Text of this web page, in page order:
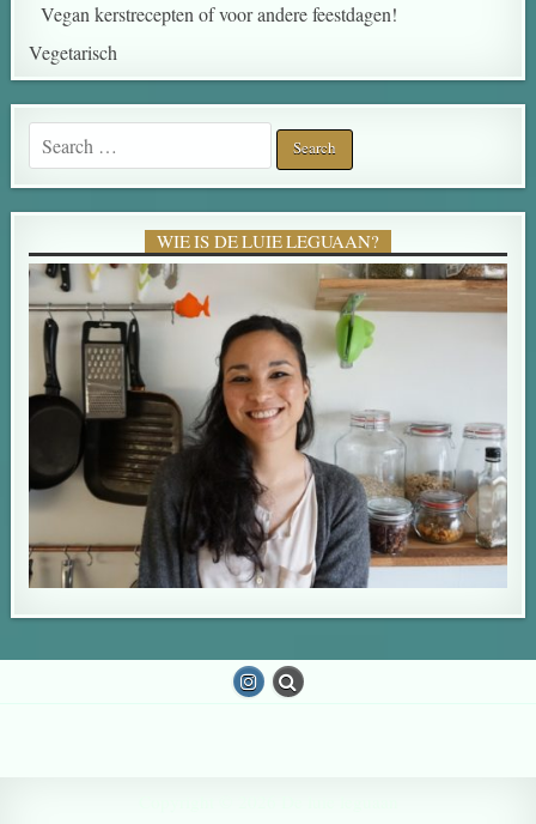
Vegan kerstrecepten of voor andere feestdagen!
Vegetarisch
Search for:
WIE IS DE LUIE LEGUAAN?